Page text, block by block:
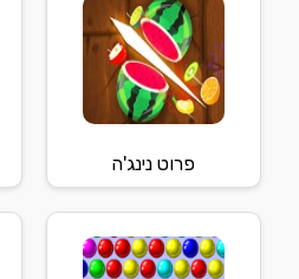
פרוט נינג'ה